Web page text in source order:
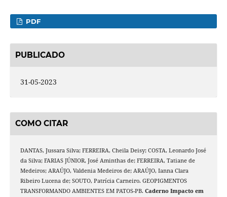
PDF
PUBLICADO
31-05-2023
COMO CITAR
DANTAS, Jussara Silva; FERREIRA, Cheila Deisy; COSTA, Leonardo José
da Silva; FARIAS JÚNIOR, José Aminthas de; FERREIRA, Tatiane de
Medeiros; ARAÚJO, Valdenia Medeiros de; ARAÚJO, Ianna Clara
Ribeiro Lucena de; SOUTO, Patrícia Carneiro. GEOPIGMENTOS
TRANSFORMANDO AMBIENTES EM PATOS-PB. Caderno Impacto em